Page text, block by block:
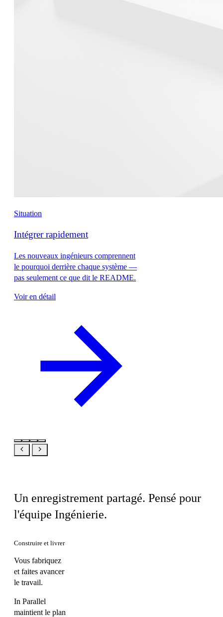
Situation
Intégrer rapidement
Les nouveaux ingénieurs comprennent
le pourquoi derrière chaque système —
pas seulement ce que dit le README.
Voir en détail
Un enregistrement partagé. Pensé pour
l'équipe Ingénierie.
Construire et livrer
Vous fabriquez
et faites avancer
le travail.
In Parallel
maintient le plan